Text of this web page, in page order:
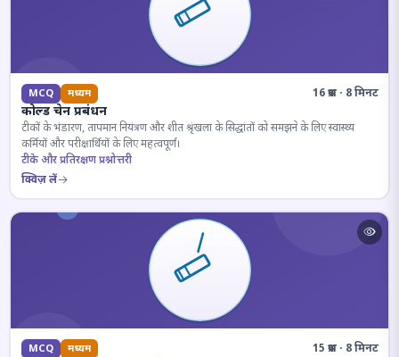
MCQ मध्यम 16 प्रश्न · 8 मिनट
कोल्ड चेन प्रबंधन
टीकों के भंडारण, तापमान नियंत्रण और शीत श्रृंखला के सिद्धांतों को समझने के लिए स्वास्थ्य
कर्मियों और परीक्षार्थियों के लिए महत्वपूर्ण।
टीके और प्रतिरक्षण प्रश्नोत्तरी
क्विज़ लें
MCQ मध्यम 15 प्रश्न · 8 मिनट